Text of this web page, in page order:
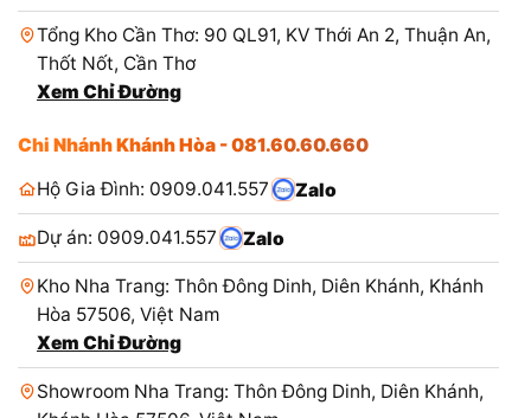
Tổng Kho Cần Thơ: 90 QL91, KV Thới An 2, Thuận An,
Thốt Nốt, Cần Thơ
Xem Chỉ Đường
Chi Nhánh Khánh Hòa - 081.60.60.660
Hộ Gia Đình: 0909.041.557
Zalo
Dự án: 0909.041.557 Zalo
Kho Nha Trang: Thôn Đông Dinh, Diên Khánh, Khánh
Hòa 57506, Việt Nam
Xem Chỉ Đường
Showroom Nha Trang: Thôn Đông Dinh, Diên Khánh,